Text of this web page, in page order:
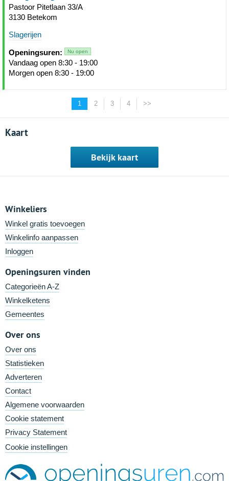
Pastoor Pitetlaan 33/A
3130 Betekom
Slagerijen
Openingsuren: Nu open
Vandaag open 8:30 - 19:00
Morgen open 8:30 - 19:00
1 2 3 4 >>
Kaart
Bekijk kaart
Winkeliers
Winkel gratis toevoegen
Winkelinfo aanpassen
Inloggen
Openingsuren vinden
Categorieën A-Z
Winkelketens
Gemeentes
Over ons
Over ons
Statistieken
Adverteren
Contact
Algemene voorwaarden
Cookie statement
Privacy Statement
Cookie instellingen